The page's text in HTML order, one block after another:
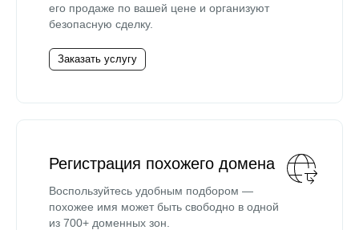
его продаже по вашей цене и организуют
безопасную сделку.
Заказать услугу
Регистрация похожего домена
Воспользуйтесь удобным подбором —
похожее имя может быть свободно в одной
из 700+ доменных зон.